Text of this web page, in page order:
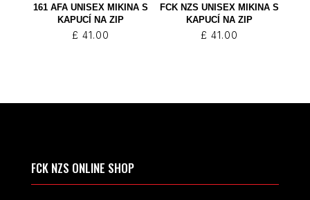
161 AFA UNISEX MIKINA S
KAPUCÍ NA ZIP
£ 41.00
FCK NZS UNISEX MIKINA S
KAPUCÍ NA ZIP
£ 41.00
FCK NZS ONLINE SHOP